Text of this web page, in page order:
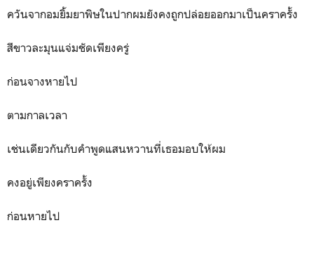
ควันจากอมยิ้มยาพิษในปากผมยังคงถูกปล่อยออกมาเป็นคราครั้ง
สีขาวละมุนแจ่มชัดเพียงครู่
ก่อนจางหายไป
ตามกาลเวลา
เช่นเดียวกันกับคำพูดแสนหวานที่เธอมอบให้ผม
คงอยู่เพียงคราครั้ง
ก่อนหายไป